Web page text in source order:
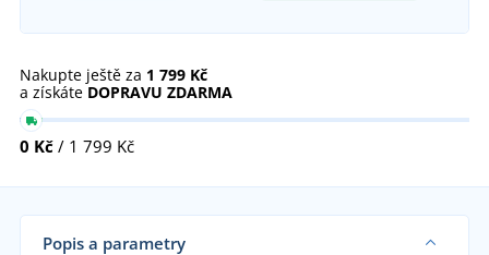
Nakupte ještě za 1 799 Kč
a získáte DOPRAVU ZDARMA
0 Kč / 1 799 Kč
Popis a parametry